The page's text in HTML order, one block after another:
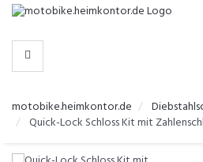
-
KATEGORIEN
motobike.heimkontor.de
Quick-Lock Schloss Kit mit